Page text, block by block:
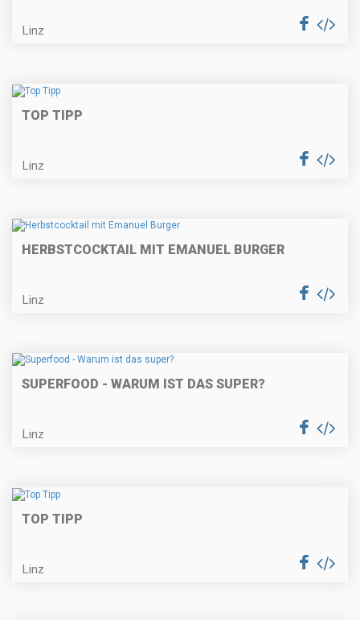
Linz
TOP TIPP
Linz
HERBSTCOCKTAIL MIT EMANUEL BURGER
Linz
SUPERFOOD - WARUM IST DAS SUPER?
Linz
TOP TIPP
Linz